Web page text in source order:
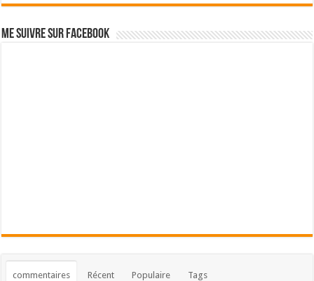
Me suivre sur Facebook
commentaires Récent Populaire Tags